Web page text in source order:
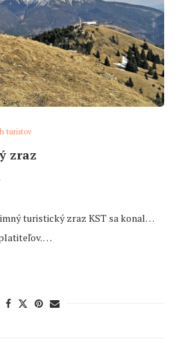
turistov
zraz
turistický zraz KST sa konal…
…